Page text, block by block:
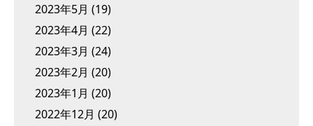
2023年5月 (19)
2023年4月 (22)
2023年3月 (24)
2023年2月 (20)
2023年1月 (20)
2022年12月 (20)